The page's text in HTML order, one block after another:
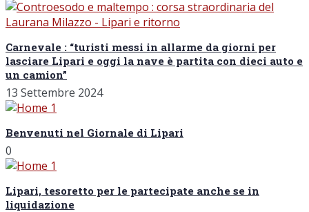
Carnevale : “turisti messi in allarme da giorni per
lasciare Lipari e oggi la nave è partita con dieci auto e
un camion”
13 Settembre 2024
Benvenuti nel Giornale di Lipari
0
Lipari, tesoretto per le partecipate anche se in
liquidazione